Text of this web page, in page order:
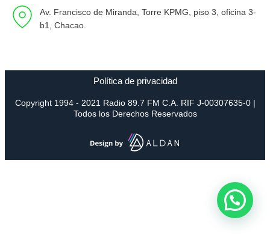
Av. Francisco de Miranda, Torre KPMG, piso 3, oficina 3-
b1, Chacao.
Política de privacidad
Copyright 1994 - 2021 Radio 89.7 FM C.A. RIF J-00307635-0 |
Todos los Derechos Reservados